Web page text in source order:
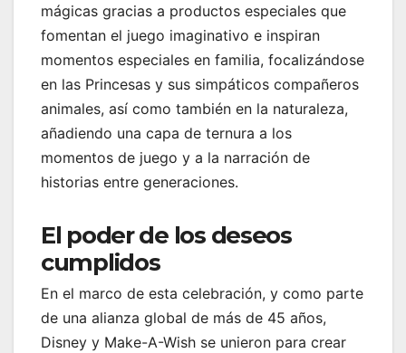
mágicas gracias a productos especiales que
fomentan el juego imaginativo e inspiran
momentos especiales en familia, focalizándose
en las Princesas y sus simpáticos compañeros
animales, así como también en la naturaleza,
añadiendo una capa de ternura a los
momentos de juego y a la narración de
historias entre generaciones.
El poder de los deseos
cumplidos
En el marco de esta celebración, y como parte
de una alianza global de más de 45 años,
Disney y Make-A-Wish se unieron para crear